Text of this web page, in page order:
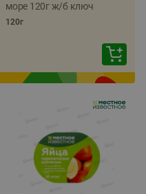
море 120г ж/б ключ
120г